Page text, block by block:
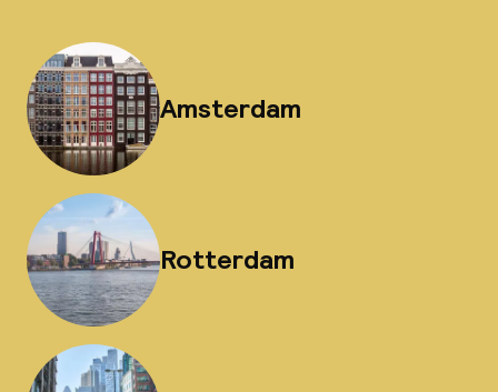
Amsterdam
Rotterdam